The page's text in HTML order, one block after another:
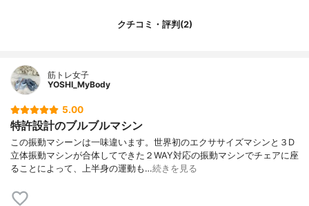
クチコミ・評判(2)
筋トレ女子
YOSHI_MyBody
5.00
特許設計のブルブルマシン
この振動マシーンは一味違います。世界初のエクササイズマシンと３D
立体振動マシンが合体してできた２WAY対応の振動マシンでチェアに座
ることによって、上半身の運動も…続きを見る